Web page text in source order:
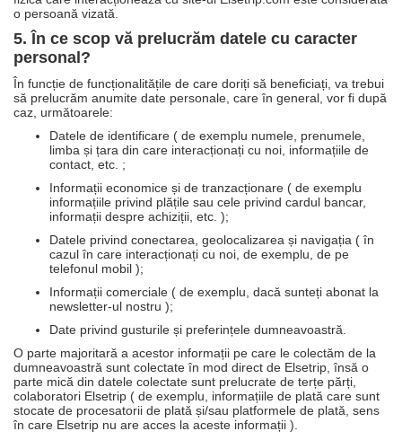
o persoană vizată.
5. În ce scop vă prelucrăm datele cu caracter
personal?
În funcție de funcționalitățile de care doriți să beneficiați, va trebui
să prelucrăm anumite date personale, care în general, vor fi după
caz, următoarele:
Datele de identificare ( de exemplu numele, prenumele,
limba și țara din care interacționați cu noi, informațiile de
contact, etc. ;
Informații economice și de tranzacționare ( de exemplu
informațiile privind plățile sau cele privind cardul bancar,
informații despre achiziții, etc. );
Datele privind conectarea, geolocalizarea și navigația ( în
cazul în care interacționați cu noi, de exemplu, de pe
telefonul mobil );
Informații comerciale ( de exemplu, dacă sunteți abonat la
newsletter-ul nostru );
Date privind gusturile și preferințele dumneavoastră.
O parte majoritară a acestor informații pe care le colectăm de la
dumneavoastră sunt colectate în mod direct de Elsetrip, însă o
parte mică din datele colectate sunt prelucrate de terțe părți,
colaboratori Elsetrip ( de exemplu, informațiile de plată care sunt
stocate de procesatorii de plată și/sau platformele de plată, sens
în care Elsetrip nu are acces la aceste informații ).